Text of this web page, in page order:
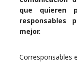
que quieren
responsables
mejor.
Corresponsables